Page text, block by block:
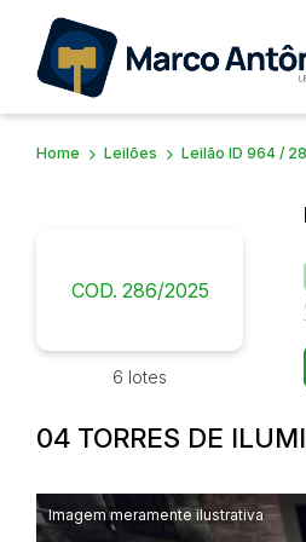
Busca por palavra-chave
Home Leilões Leilão ID 964 /
COD. 286/2025
6 lotes
04 TORRES DE
Imagem meramente ilustrativa